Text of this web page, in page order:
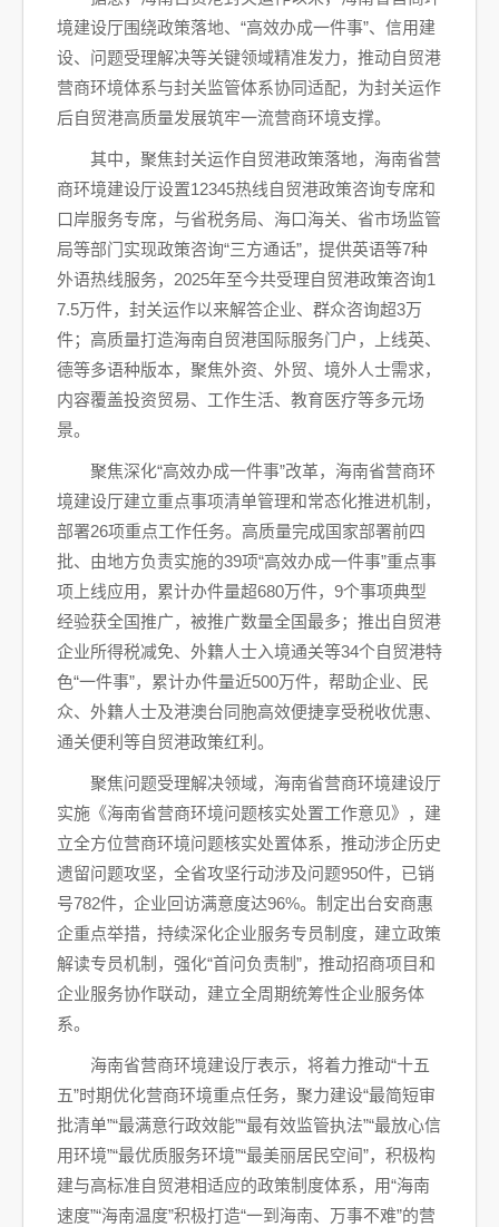
境建设厅围绕政策落地、“高效办成一件事”、信用建
设、问题受理解决等关键领域精准发力，推动自贸港
营商环境体系与封关监管体系协同适配，为封关运作
后自贸港高质量发展筑牢一流营商环境支撑。
其中，聚焦封关运作自贸港政策落地，海南省营
商环境建设厅设置12345热线自贸港政策咨询专席和
口岸服务专席，与省税务局、海口海关、省市场监管
局等部门实现政策咨询“三方通话”，提供英语等7种
外语热线服务，2025年至今共受理自贸港政策咨询1
7.5万件，封关运作以来解答企业、群众咨询超3万
件；高质量打造海南自贸港国际服务门户，上线英、
德等多语种版本，聚焦外资、外贸、境外人士需求，
内容覆盖投资贸易、工作生活、教育医疗等多元场
景。
聚焦深化“高效办成一件事”改革，海南省营商环
境建设厅建立重点事项清单管理和常态化推进机制，
部署26项重点工作任务。高质量完成国家部署前四
批、由地方负责实施的39项“高效办成一件事”重点事
项上线应用，累计办件量超680万件，9个事项典型
经验获全国推广，被推广数量全国最多；推出自贸港
企业所得税减免、外籍人士入境通关等34个自贸港特
色“一件事”，累计办件量近500万件，帮助企业、民
众、外籍人士及港澳台同胞高效便捷享受税收优惠、
通关便利等自贸港政策红利。
聚焦问题受理解决领域，海南省营商环境建设厅
实施《海南省营商环境问题核实处置工作意见》，建
立全方位营商环境问题核实处置体系，推动涉企历史
遗留问题攻坚，全省攻坚行动涉及问题950件，已销
号782件，企业回访满意度达96%。制定出台安商惠
企重点举措，持续深化企业服务专员制度，建立政策
解读专员机制，强化“首问负责制”，推动招商项目和
企业服务协作联动，建立全周期统筹性企业服务体
系。
海南省营商环境建设厅表示，将着力推动“十五
五”时期优化营商环境重点任务，聚力建设“最简短审
批清单”“最满意行政效能”“最有效监管执法”“最放心信
用环境”“最优质服务环境”“最美丽居民空间”，积极构
建与高标准自贸港相适应的政策制度体系，用“海南
速度”“海南温度”积极打造“一到海南、万事不难”的营